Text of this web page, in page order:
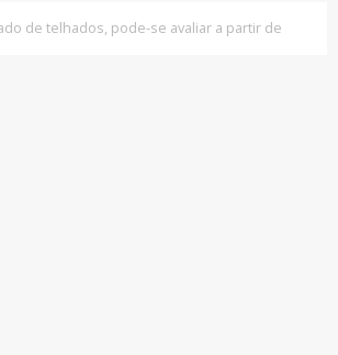
de telhados, pode-se avaliar a partir de